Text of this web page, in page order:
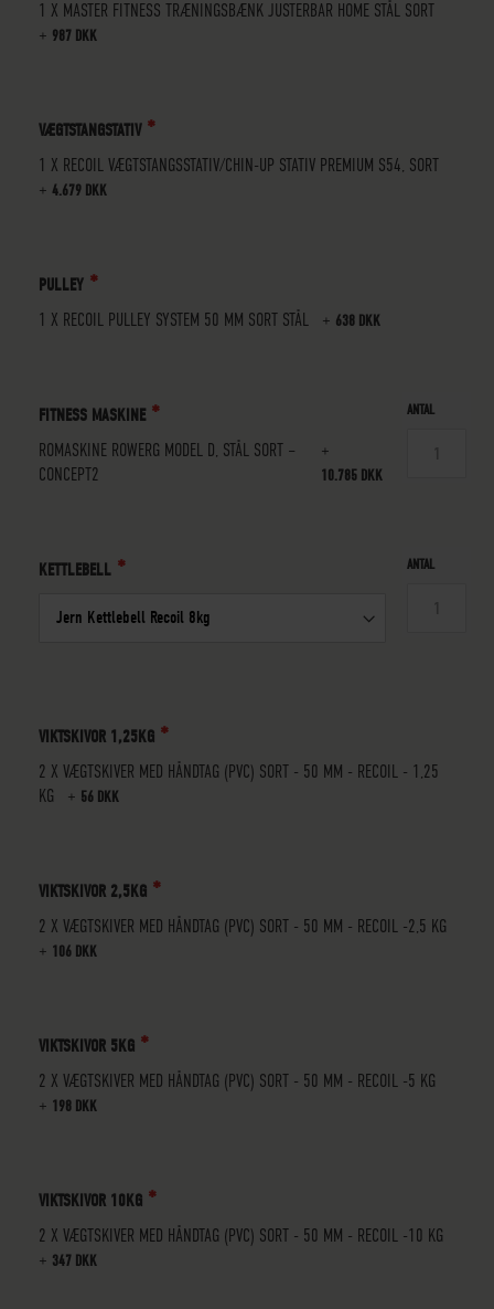
1 X MASTER FITNESS TRÆNINGSBÆNK JUSTERBAR HOME STÅL SORT
+ 987 DKK
VÆGTSTANGSTATIV
1 X RECOIL VÆGTSTANGSSTATIV/CHIN-UP STATIV PREMIUM S54, SORT
+ 4.679 DKK
PULLEY
1 X RECOIL PULLEY SYSTEM 50 MM SORT STÅL + 638 DKK
FITNESS MASKINE
ROMASKINE ROWERG MODEL D, STÅL SORT –
CONCEPT2
+
10.785 DKK
ANTAL
KETTLEBELL ANTAL
VIKTSKIVOR 1,25KG
2 X VÆGTSKIVER MED HÅNDTAG (PVC) SORT - 50 MM - RECOIL - 1,25
KG
+ 56 DKK
VIKTSKIVOR 2,5KG
2 X VÆGTSKIVER MED HÅNDTAG (PVC) SORT - 50 MM - RECOIL -2,5 KG
+ 106 DKK
VIKTSKIVOR 5KG
2 X VÆGTSKIVER MED HÅNDTAG (PVC) SORT - 50 MM - RECOIL -5 KG
+ 198 DKK
VIKTSKIVOR 10KG
2 X VÆGTSKIVER MED HÅNDTAG (PVC) SORT - 50 MM - RECOIL -10 KG
+ 347 DKK